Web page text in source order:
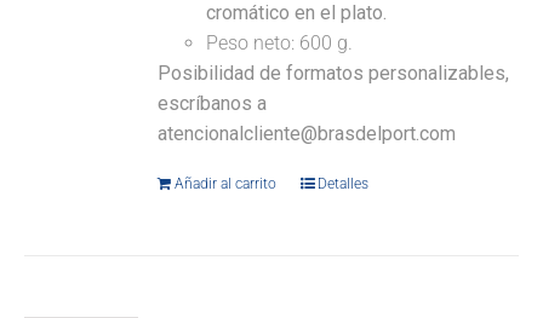
cromático en el plato.
Peso neto: 600 g.
Posibilidad de formatos personalizables,
escríbanos a
atencionalcliente@brasdelport.com
Añadir al carrito Detalles